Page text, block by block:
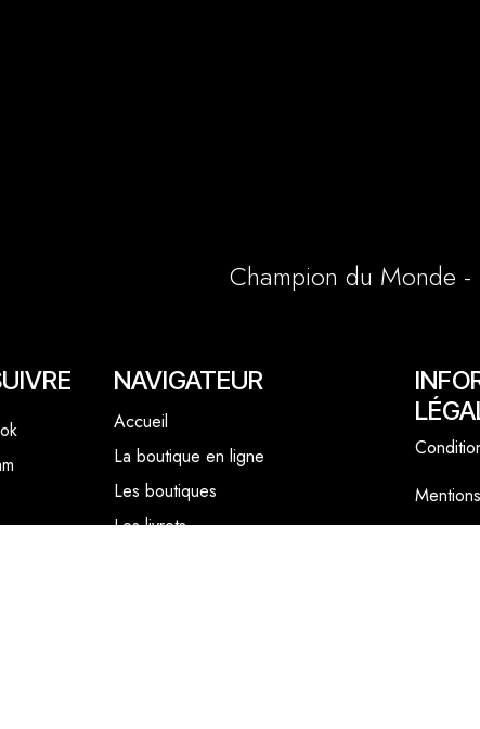
Champion du Monde
NAVIGATEUR
Accueil
La boutique en ligne
Les boutiques
Les livrets